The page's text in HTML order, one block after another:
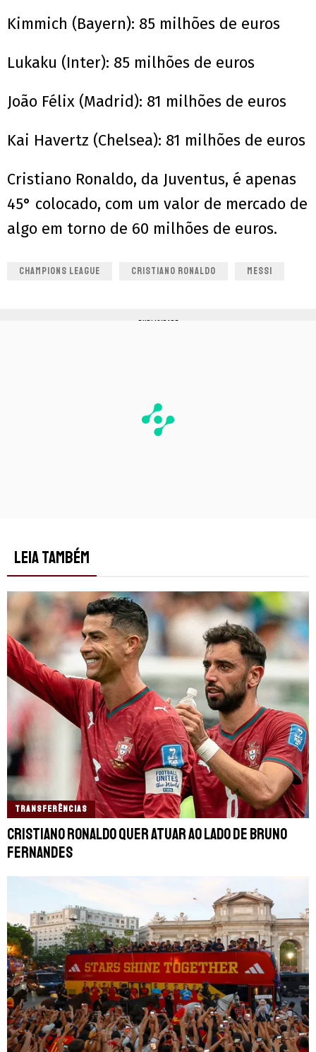
Kimmich (Bayern): 85 milhões de euros
Lukaku (Inter): 85 milhões de euros
João Félix (Madrid): 81 milhões de euros
Kai Havertz (Chelsea): 81 milhões de euros
Cristiano Ronaldo, da Juventus, é apenas
45° colocado, com um valor de mercado de
algo em torno de 60 milhões de euros.
CHAMPIONS LEAGUE CRISTIANO RONALDO MESSI
PUBLICIDADE
LEIA TAMBÉM
TRANSFERÊNCIAS
Cristiano Ronaldo quer atuar ao lado de Bruno
Fernandes